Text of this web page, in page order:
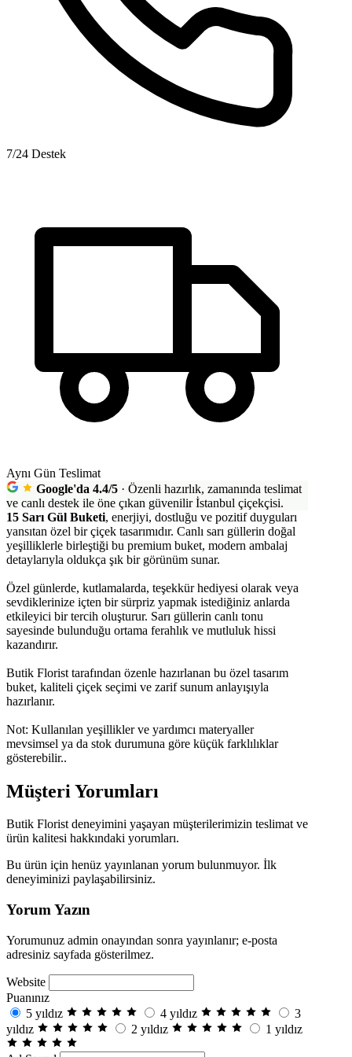
7/24 Destek
Aynı Gün Teslimat
Google'da 4.4/5 · Özenli hazırlık, zamanında teslimat
ve canlı destek ile öne çıkan güvenilir İstanbul çiçekçisi.
15 Sarı Gül Buketi, enerjiyi, dostluğu ve pozitif duyguları
yansıtan özel bir çiçek tasarımıdır. Canlı sarı güllerin doğal
yeşilliklerle birleştiği bu premium buket, modern ambalaj
detaylarıyla oldukça şık bir görünüm sunar.
Özel günlerde, kutlamalarda, teşekkür hediyesi olarak veya
sevdiklerinize içten bir sürpriz yapmak istediğiniz anlarda
etkileyici bir tercih oluşturur. Sarı güllerin canlı tonu
sayesinde bulunduğu ortama ferahlık ve mutluluk hissi
kazandırır.
Butik Florist tarafından özenle hazırlanan bu özel tasarım
buket, kaliteli çiçek seçimi ve zarif sunum anlayışıyla
hazırlanır.
Not: Kullanılan yeşillikler ve yardımcı materyaller
mevsimsel ya da stok durumuna göre küçük farklılıklar
gösterebilir..
Müşteri Yorumları
Butik Florist deneyimini yaşayan müşterilerimizin teslimat ve
ürün kalitesi hakkındaki yorumları.
Bu ürün için henüz yayınlanan yorum bulunmuyor. İlk
deneyiminizi paylaşabilirsiniz.
Yorum Yazın
Yorumunuz admin onayından sonra yayınlanır; e-posta
adresiniz sayfada gösterilmez.
Website
Puanınız
5 yıldız
4 yıldız
3
yıldız
2 yıldız 1 yıldız